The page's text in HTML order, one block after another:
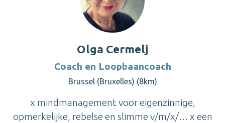
Olga Cermelj
Coach en Loopbaancoach
Brussel (Bruxelles) (8km)
x mindmanagement voor eigenzinnige,
opmerkelijke, rebelse en slimme v/m/x/… x een